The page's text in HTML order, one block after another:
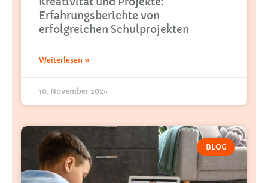
Erfahrungsberichte von
erfolgreichen Schulprojekten
Weiterlesen »
10. November 2024
BLOG